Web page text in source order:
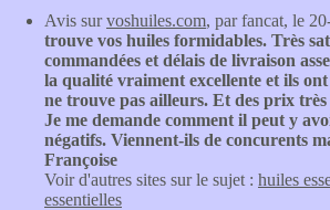
Avis survoshuiles.com, par fancat, le
trouve vos huiles formidables. Très
commandées et délais de livraison
la qualité vraiment excellente et ils
ne trouve pas ailleurs. Et des prix
Je me demande comment il peut y
négatifs. Viennent-ils de concurents
Françoise
Voir d'autres sites sur le sujet : huiles
essentielles